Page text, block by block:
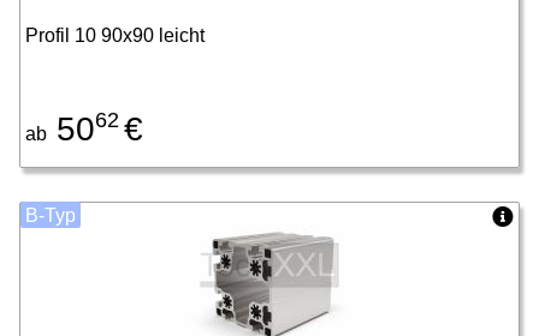
Profil 10 90x90 leicht
ab 5062 €
B-Typ